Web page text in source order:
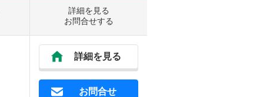
詳細を見る
お問合せする
詳細を見る
お問合せ